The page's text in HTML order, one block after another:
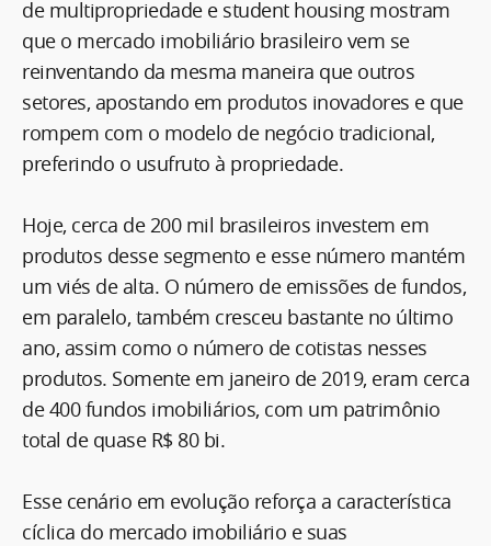
de multipropriedade e student housing mostram
que o mercado imobiliário brasileiro vem se
reinventando da mesma maneira que outros
setores, apostando em produtos inovadores e que
rompem com o modelo de negócio tradicional,
preferindo o usufruto à propriedade.
Hoje, cerca de 200 mil brasileiros investem em
produtos desse segmento e esse número mantém
um viés de alta. O número de emissões de fundos,
em paralelo, também cresceu bastante no último
ano, assim como o número de cotistas nesses
produtos. Somente em janeiro de 2019, eram cerca
de 400 fundos imobiliários, com um patrimônio
total de quase R$ 80 bi.
Esse cenário em evolução reforça a característica
cíclica do mercado imobiliário e suas